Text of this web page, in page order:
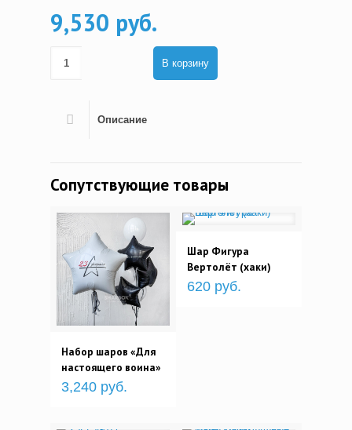
9,530 руб.
В корзину
Описание
Сопутствующие товары
Набор шаров «Для
настоящего воина»
3,240 руб.
Шар Фигура
Вертолёт (хаки)
620 руб.